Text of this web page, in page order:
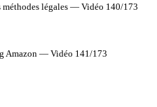
méthodes légales — Vidéo 140/173
Amazon — Vidéo 141/173